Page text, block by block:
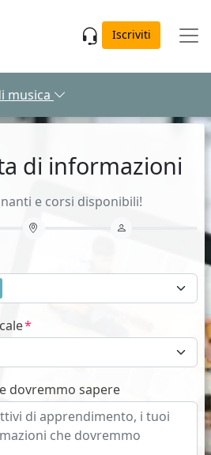
Iscriviti
musica
di informazioni
e corsi disponibili!
dovremmo sapere